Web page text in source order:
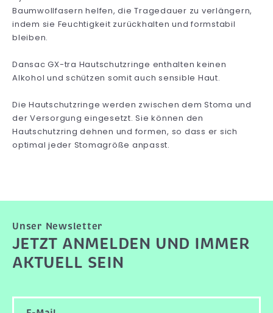
Baumwollfasern helfen, die Tragedauer zu verlängern,
indem sie Feuchtigkeit zurückhalten und formstabil
bleiben.
Dansac GX-tra Hautschutzringe enthalten keinen
Alkohol und schützen somit auch sensible Haut.
Die Hautschutzringe werden zwischen dem Stoma und
der Versorgung eingesetzt. Sie können den
Hautschutzring dehnen und formen, so dass er sich
optimal jeder Stomagröße anpasst.
Unser Newsletter
JETZT ANMELDEN UND IMMER
AKTUELL SEIN